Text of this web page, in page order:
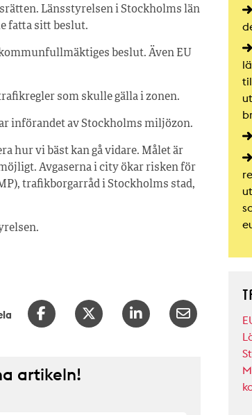
Länsstyrelsen i Stockholms län
fatta sitt beslut.
beslut. Även EU
som skulle gälla i zonen.
införandet av Stockholms miljözon.
hur vi bäst kan gå vidare. Målet är
Avgaserna i city ökar risken för
trafikborgarråd i Stockholms stad,
artikeln!